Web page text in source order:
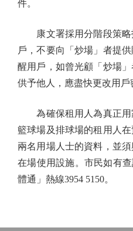
件。
康文署採用分階段策略
戶，不要向「炒場」者提
醒用戶，如曾光顧「炒場
供予他人，應盡快更改用戶
為確保租用人為真正用
籃球場及排球場的租用人
兩名用場人士的資料，並
在場使用設施。市民如有
體通」熱線3954 5150。